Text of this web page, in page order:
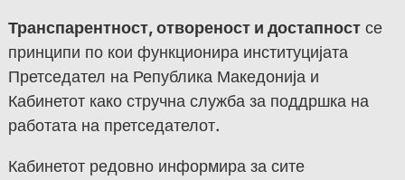
Транспарентност, отвореност и достапностсе
принципи по кои функционира институцијата
Претседател на Република Македонија и
Кабинетот како стручна служба за поддршка на
работата на претседателот.
Кабинетот редовно информира за сите